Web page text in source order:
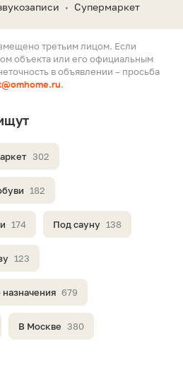
• Супермаркет
третьим лицом. Если
объекта или его официальным
в объявлении – просьба
.
302
182
174 Под сауну 138
123
679
В Москве 380